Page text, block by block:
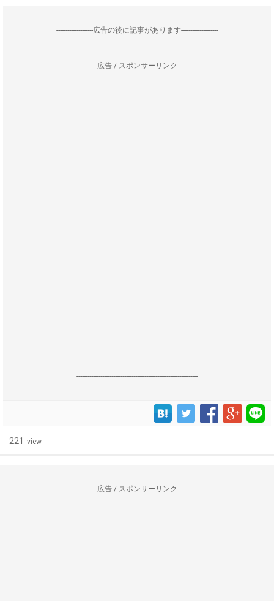
--------------------広告の後に記事があります--------------------
広告 / スポンサーリンク
------------------------------------------------------------------
221 view
広告 / スポンサーリンク